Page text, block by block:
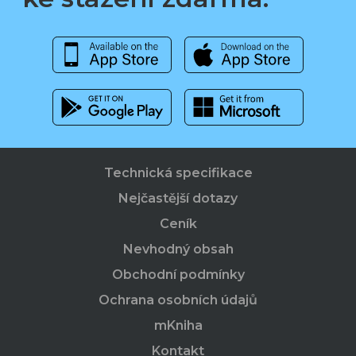
Technická specifikace
Nejčastější dotazy
Ceník
Nevhodný obsah
Obchodní podmínky
Ochrana osobních údajů
mKniha
Kontakt